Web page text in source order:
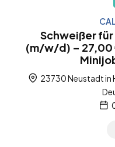
Schweißer
(m/w/d) – 27,00
23730 Neustadt in